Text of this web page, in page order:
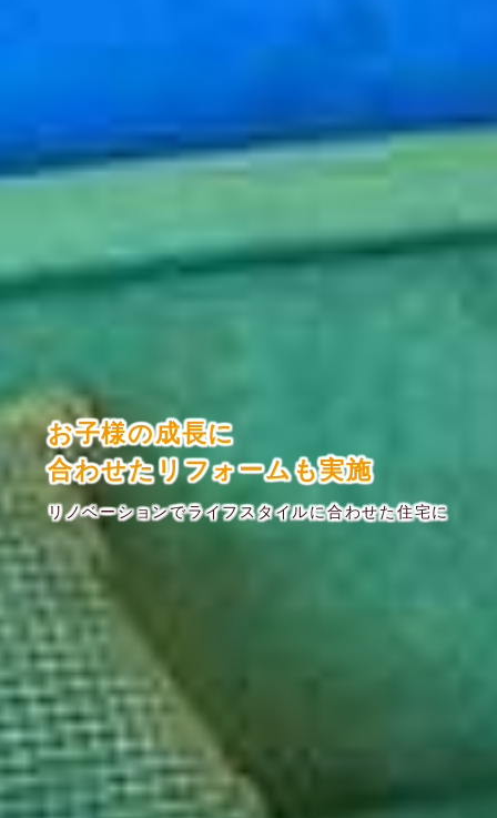
お子様の成長に
合わせたリフォームも実施
リノベーションでライフスタイルに合わせた住宅に